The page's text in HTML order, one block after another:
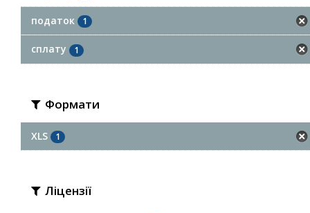
податок 1
сплату 1
Формати
XLS 1
Ліцензії